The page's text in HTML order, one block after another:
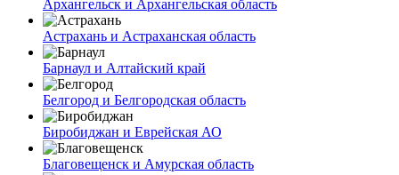
Архангельск и Архангельская область
Астрахань и Астраханская область
Барнаул и Алтайский край
Белгород и Белгородская область
Биробиджан и Еврейская АО
Благовещенск и Амурская область